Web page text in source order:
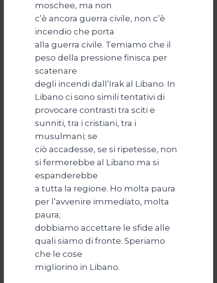
moschee, ma non
c’è ancora guerra civile, non c’è
incendio che porta
alla guerra civile. Temiamo che il
peso della pressione finisca per
scatenare
degli incendi dall’Irak al Libano. In
Libano ci sono simili tentativi di
provocare contrasti tra sciti e
sunniti, tra i cristiani, tra i
musulmani; se
ciò accadesse, se si ripetesse, non
si fermerebbe al Libano ma si
espanderebbe
a tutta la regione. Ho molta paura
per l’avvenire immediato, molta
paura;
dobbiamo accettare le sfide alle
quali siamo di fronte. Speriamo
che le cose
migliorino in Libano.